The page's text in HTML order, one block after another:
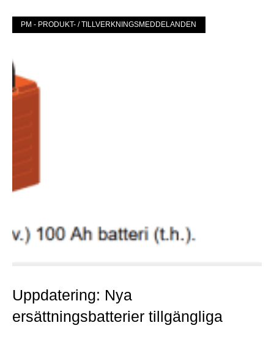
PM - PRODUKT- / TILLVERKNINGSMEDDELANDEN
Uppdatering: Nya
ersättningsbatterier tillgängliga